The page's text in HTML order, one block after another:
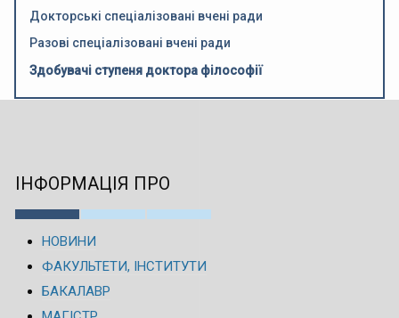
Докторські спеціалізовані вчені ради
Разові спеціалізовані вчені ради
Здобувачі ступеня доктора філософії
ІНФОРМАЦІЯ ПРО
НОВИНИ
ФАКУЛЬТЕТИ, ІНСТИТУТИ
БАКАЛАВР